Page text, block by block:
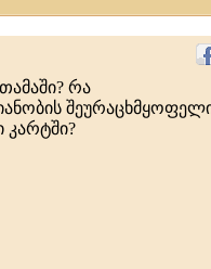
რა
კარტში?